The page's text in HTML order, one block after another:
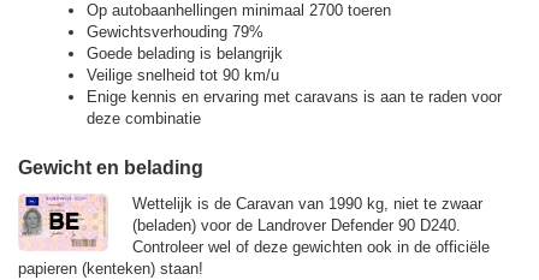
Op autobaanhellingen minimaal 2700 toeren
Gewichtsverhouding 79%
Goede belading is belangrijk
Veilige snelheid tot 90 km/u
Enige kennis en ervaring met caravans is aan te raden voor
deze combinatie
Gewicht en belading
Wettelijk is de Caravan van 1990 kg, niet te zwaar
(beladen) voor de Landrover Defender 90 D240.
Controleer wel of deze gewichten ook in de officiële
papieren (kenteken) staan!